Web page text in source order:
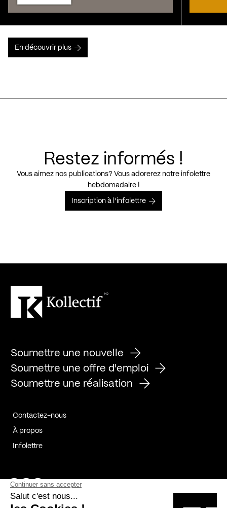
En découvrir plus
Restez informés !
Vous aimez nos publications? Vous adorerez notre infolettre
hebdomadaire !
Inscription à l’infolettre
Soumettre une nouvelle
Soumettre une offre d'emploi
Soumettre une réalisation
Contactez-nous
À propos
Infolettre
Page Facebook de Kollectif
Page Instagram de Kollectif
Page Linkedin de Kollectif